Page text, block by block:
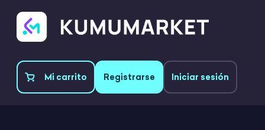
Mi carrito Registrarse Iniciar sesión